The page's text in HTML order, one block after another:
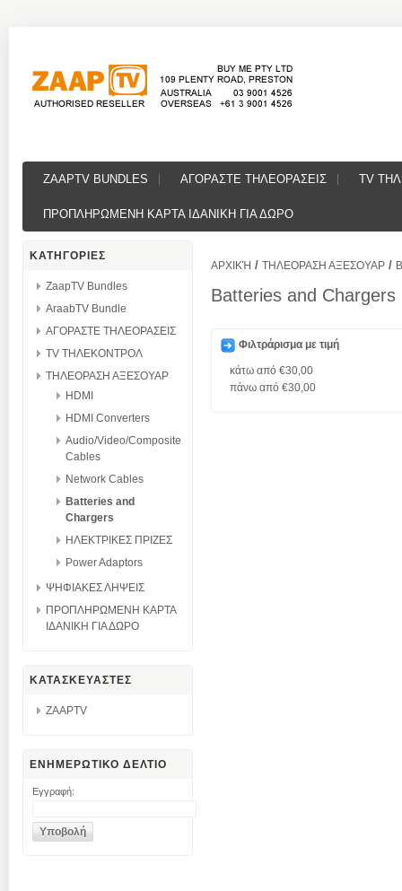
ZAAPTV BUNDLES ΑΓΟΡΑΣΤΕ ΤΗΛΕΟΡΑΣΕΙΣ TV
ΠΡΟΠΛΗΡΩΜΕΝΗ ΚΑΡΤΑ ΙΔΑΝΙΚΗ ΓΙΑ ΔΩΡΟ
ΚΑΤΗΓΟΡΙΕΣ
ZaapTV Bundles
AraabTV Bundle
ΑΓΟΡΑΣΤΕ ΤΗΛΕΟΡΑΣΕΙΣ
TV ΤΗΛΕΚΟΝΤΡΟΛ
ΤΗΛΕΟΡΑΣΗ ΑΞΕΣΟΥΑΡ
HDMI
HDMI Converters
Audio/Video/Composite
Cables
Network Cables
Batteries and
Chargers
ΗΛΕΚΤΡΙΚΕΣ ΠΡΙΖΕΣ
Power Adaptors
ΨΗΦΙΑΚΕΣ ΛΗΨΕΙΣ
ΠΡΟΠΛΗΡΩΜΕΝΗ ΚΑΡΤΑ
ΙΔΑΝΙΚΗ ΓΙΑ ΔΩΡΟ
ΚΑΤΑΣΚΕΥΑΣΤΕΣ
ZAAPTV
ΕΝΗΜΕΡΩΤΙΚΟ ΔΕΛΤΙΟ
Εγγραφή:
ΑΡΧΙΚΉ / ΤΗΛΕΟΡΑΣΗ ΑΞΕΣΟΥΑΡ /
Batteries and Chargers
Φιλτράρισμα με τιμή
κάτω από €30,00
πάνω από €30,00